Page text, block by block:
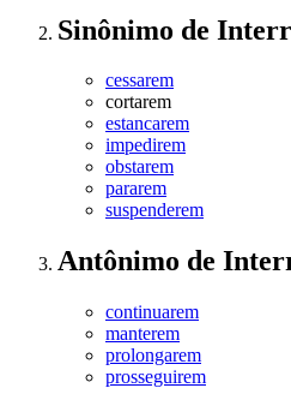
Sinônimo de
cessarem
cortarem
estancarem
impedirem
obstarem
pararem
suspenderem
Antônimo de
continuarem
manterem
prolongarem
prosseguirem